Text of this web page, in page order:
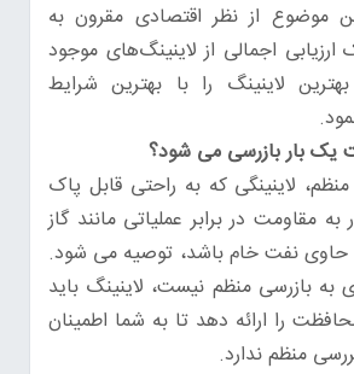
موضوع از نظر اقتصادی مقرون به
اجمالی از لاینینگ‌های موجود
لاینینگ را با بهترین شرایط
بار بازرسی می شود؟
لاینینگی که به راحتی قابل پاک
مقاومت در برابر عملیاتی مانند گاز
حاوی نفت خام باشد، توصیه می شود.
به بازرسی منظم نیست، لاینینگ باید
را ارائه دهد تا به شما اطمینان
منظم ندارد.